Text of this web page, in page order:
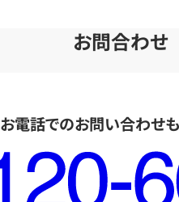
お問合わせ
お電話でのお問い合わせ